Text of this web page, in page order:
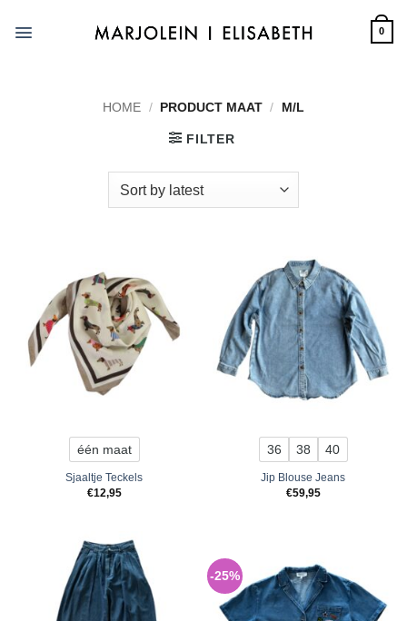
0
HOME / PRODUCT MAAT / M/L
FILTER
één maat
Sjaaltje Teckels
€12,95
36 38 40
Jip Blouse Jeans
€59,95
-25%